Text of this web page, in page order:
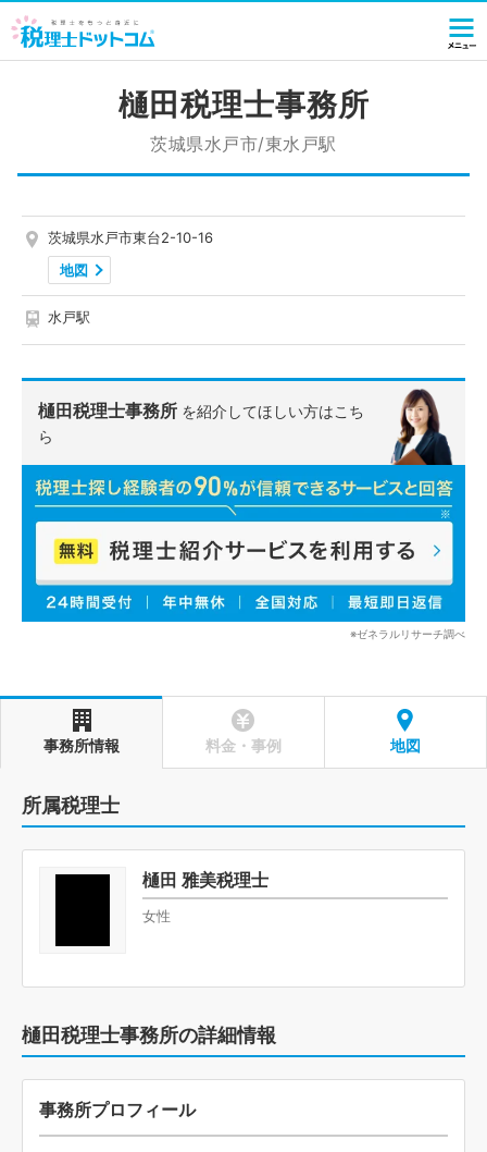
樋田税理士事務所
茨城県水戸市/東水戸駅
茨城県水戸市東台2-10-16
地図
水戸駅
樋田税理士事務所 を紹介してほしい方はこち
ら
※ゼネラルリサーチ調べ
事務所情報 料金・事例 地図
所属税理士
樋田 雅美税理士
女性
樋田税理士事務所の詳細情報
事務所プロフィール